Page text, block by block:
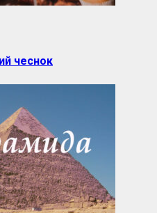
чеснок